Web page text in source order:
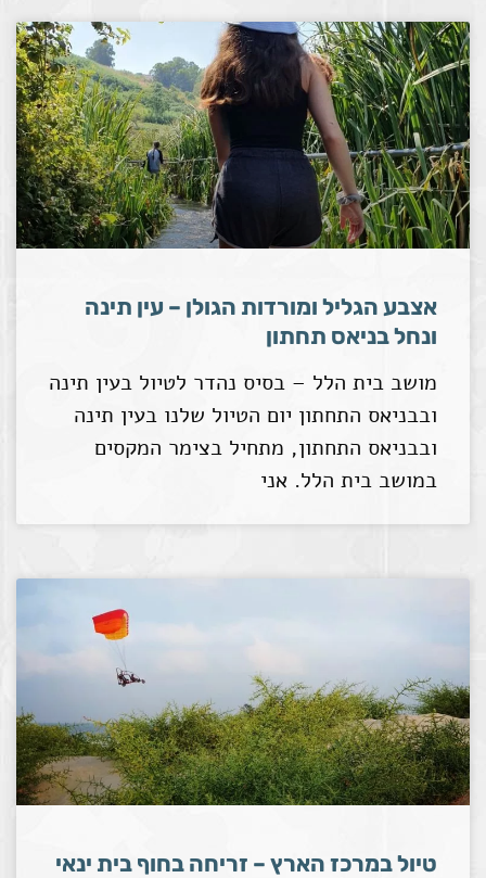
אצבע הגליל ומורדות הגולן – עין תינה
ונחל בניאס תחתון
מושב בית הלל – בסיס נהדר לטיול בעין תינה
ובבניאס התחתון יום הטיול שלנו בעין תינה
ובבניאס התחתון, מתחיל בצימר המקסים
במושב בית הלל. אני
טיול במרכז הארץ – זריחה בחוף בית ינאי